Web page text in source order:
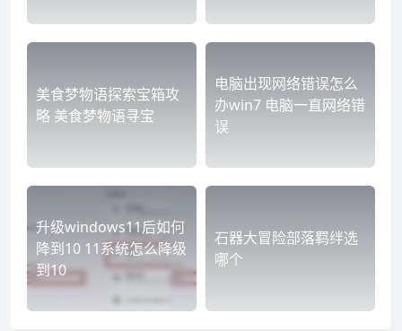
美食梦物语探索宝箱攻
略 美食梦物语寻宝
电脑出现网络错误怎么
办win7 电脑一直网络错
误
升级windows11后如何
降到10 11系统怎么降级
到10
石器大冒险部落羁绊选
哪个